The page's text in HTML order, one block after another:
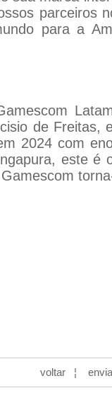
parceiros
para a
de
2024 com
este
voltar ¦